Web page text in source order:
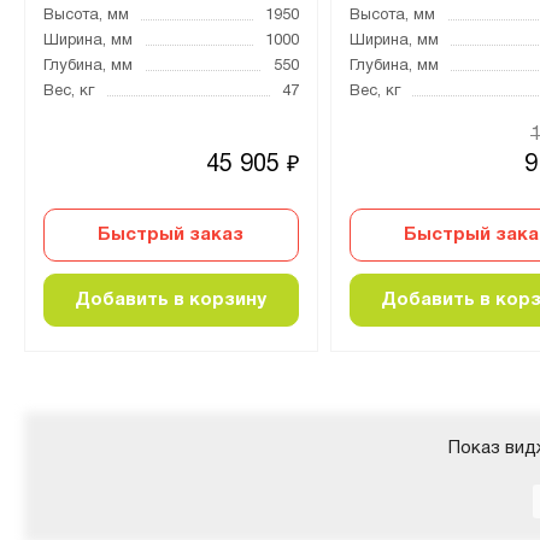
Высота, мм
1950
Ширина, мм
1000
Глубина, мм
550
Вес, кг
47
45 905 ₽
Быстрый заказ
Добавить в корзину
Высота, мм
Ширина, мм
Глубина, мм
Вес, кг
Быстрый
Добавить в
Показ